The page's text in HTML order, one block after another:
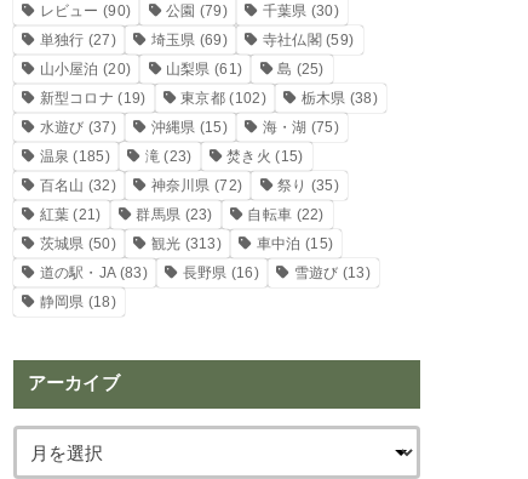
レビュー (90) 公園 (79) 千葉県 (30)
単独行 (27) 埼玉県 (69) 寺社仏閣 (59)
山小屋泊 (20) 山梨県 (61) 島 (25)
新型コロナ (19) 東京都 (102) 栃木県 (38)
水遊び (37) 沖縄県 (15) 海・湖 (75)
温泉 (185) 滝 (23) 焚き火 (15)
百名山 (32) 神奈川県 (72) 祭り (35)
紅葉 (21) 群馬県 (23) 自転車 (22)
茨城県 (50) 観光 (313) 車中泊 (15)
道の駅・JA(83) 長野県 (16) 雪遊び (13)
静岡県 (18)
アーカイブ